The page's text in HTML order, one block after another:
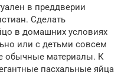
в преддверии
Сделать
в домашних условиях
или с детьми совсем
обычные материалы. К
пасхальные яйца